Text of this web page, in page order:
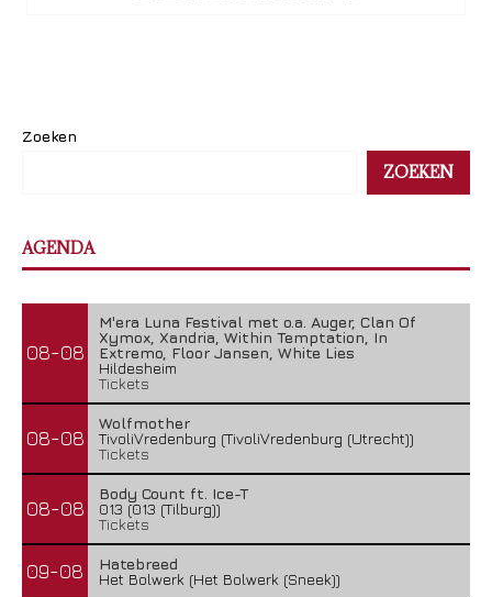
Zoeken
ZOEKEN
AGENDA
08-08
M'era Luna Festival met o.a. Auger, Clan Of
Xymox, Xandria, Within Temptation, In
Extremo, Floor Jansen, White Lies
Hildesheim
Tickets
08-08
Wolfmother
TivoliVredenburg (TivoliVredenburg (Utrecht))
Tickets
08-08
Body Count ft. Ice-T
013 (013 (Tilburg))
Tickets
09-08
Hatebreed
Het Bolwerk (Het Bolwerk (Sneek))